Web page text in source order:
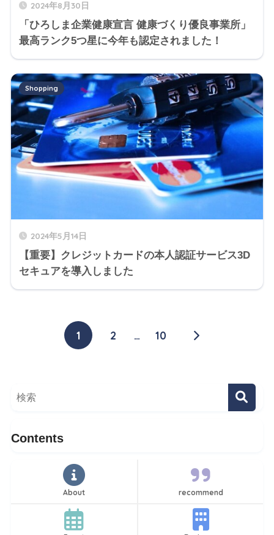
2024年8月30日
「ひろしま企業健康宣言 健康づくり優良事業所」
最高ランク5つ星に今年も認定されました！
2024年5月14日
【重要】クレジットカードの本人認証サービス3D
セキュアを導入しました
Shopping
1 2 … 10
Contents
About recommend